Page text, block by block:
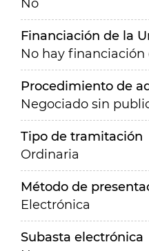
No
Financiación de la
No hay financiación
Procedimiento de
Negociado sin
Tipo de tramitación
Ordinaria
Método de
Electrónica
Subasta electrónica